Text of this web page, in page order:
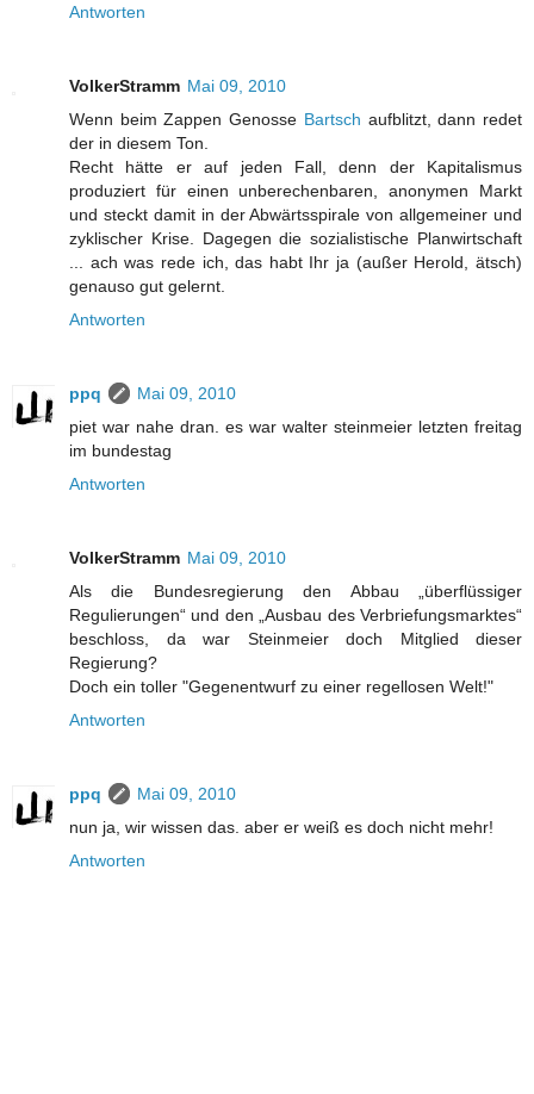
Antworten
VolkerStramm Mai 09, 2010
Wenn beim Zappen Genosse Bartsch aufblitzt, dann redet
der in diesem Ton.
Recht hätte er auf jeden Fall, denn der Kapitalismus
produziert für einen unberechenbaren, anonymen Markt
und steckt damit in der Abwärtsspirale von allgemeiner und
zyklischer Krise. Dagegen die sozialistische Planwirtschaft
... ach was rede ich, das habt Ihr ja (außer Herold, ätsch)
genauso gut gelernt.
Antworten
ppq
Mai 09, 2010
piet war nahe dran. es war walter steinmeier letzten freitag
im bundestag
Antworten
VolkerStramm Mai 09, 2010
Als die Bundesregierung den Abbau „überflüssiger
Regulierungen“ und den „Ausbau des Verbriefungsmarktes“
beschloss, da war Steinmeier doch Mitglied dieser
Regierung?
Doch ein toller "Gegenentwurf zu einer regellosen Welt!"
Antworten
ppq
Mai 09, 2010
nun ja, wir wissen das. aber er weiß es doch nicht mehr!
Antworten